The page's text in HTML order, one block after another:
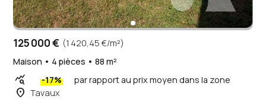
125 000 € (1 420,45 €/m²)
Maison • 4 pièces • 88 m²
query_stats -17% par rapport au prix moyen dans la zone
place Tavaux